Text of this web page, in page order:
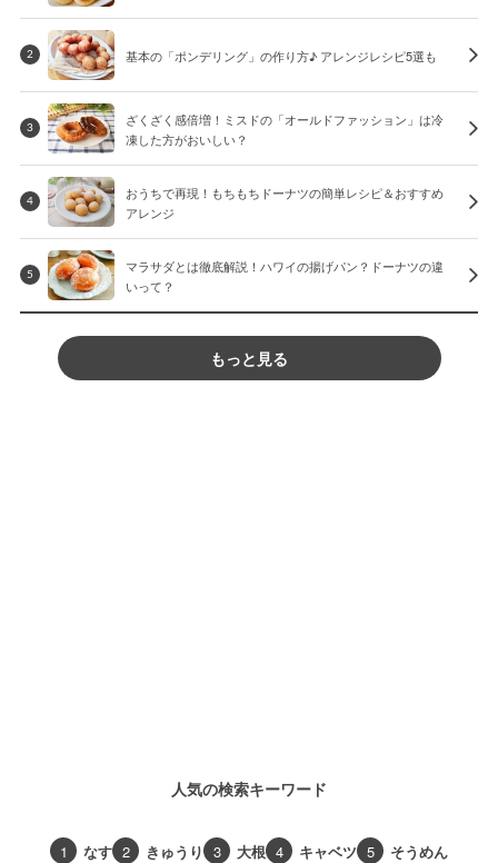
2 基本の「ポンデリング」の作り方♪ アレンジレシピ5選も
3
ざくざく感倍増！ミスドの「オールドファッション」は冷
凍した方がおいしい？
4
おうちで再現！もちもちドーナツの簡単レシピ＆おすすめ
アレンジ
5
マラサダとは徹底解説！ハワイの揚げパン？ドーナツの違
いって？
もっと見る
人気の検索キーワード
1 なす 2 きゅうり 3 大根 4 キャベツ 5 そうめん